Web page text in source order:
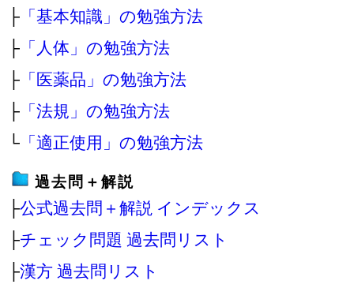
├ 「基本知識」の勉強方法
├ 「人体」の勉強方法
├ 「医薬品」の勉強方法
├ 「法規」の勉強方法
└ 「適正使用」の勉強方法
過去問＋解説
├公式過去問＋解説 インデックス
├チェック問題 過去問リスト
├漢方 過去問リスト